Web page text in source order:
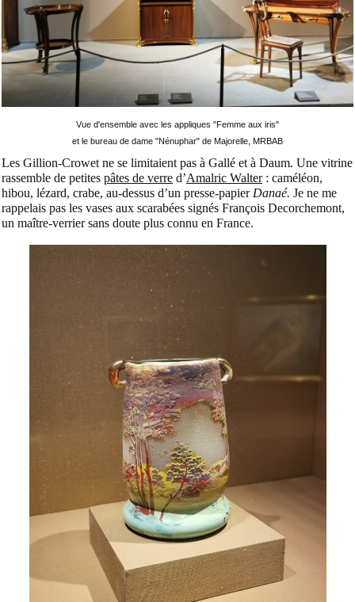
Vue d'ensemble avec les appliques "Femme aux iris"
et le bureau de dame "Nénuphar" de Majorelle, MRBAB
Les Gillion-Crowet ne se limitaient pas à Gallé et à Daum. Une vitrine
rassemble de petites pâtes de verre d’Amalric Walter: caméléon,
hibou, lézard, crabe, au-dessus d’un presse-papier Danaé. Je ne me
rappelais pas les vases aux scarabées signés François Decorchemont,
un maître-verrier sans doute plus connu en France.